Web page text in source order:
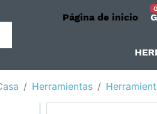
Página de inicio
Herramientas